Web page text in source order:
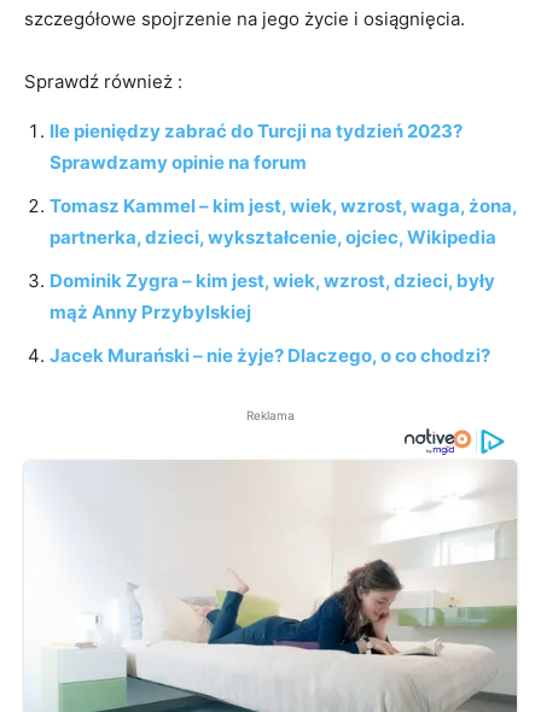
szczegółowe spojrzenie na jego życie i osiągnięcia.
Sprawdź również :
Ile pieniędzy zabrać do Turcji na tydzień 2023?
Sprawdzamy opinie na forum
Tomasz Kammel – kim jest, wiek, wzrost, waga, żona,
partnerka, dzieci, wykształcenie, ojciec, Wikipedia
Dominik Zygra – kim jest, wiek, wzrost, dzieci, były
mąż Anny Przybylskiej
Jacek Murański – nie żyje? Dlaczego, o co chodzi?
Reklama